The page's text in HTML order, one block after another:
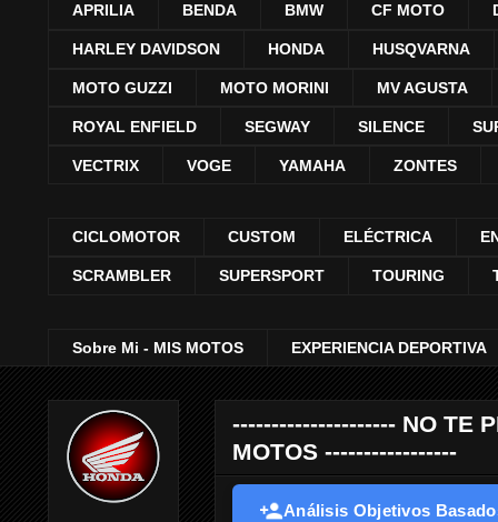
APRILIA BENDA BMW CF MOTO
HARLEY DAVIDSON HONDA HUSQVARNA
MOTO GUZZI MOTO MORINI MV AGUSTA
ROYAL ENFIELD SEGWAY SILENCE
VECTRIX VOGE YAMAHA ZONTES
CICLOMOTOR CUSTOM ELÉCTRICA
SCRAMBLER SUPERSPORT TOURING
Sobre Mi - MIS MOTOS EXPERIENCIA DEPORTIVA
--------------------- NO TE
MOTOS -----------------
Análisis Objetivos